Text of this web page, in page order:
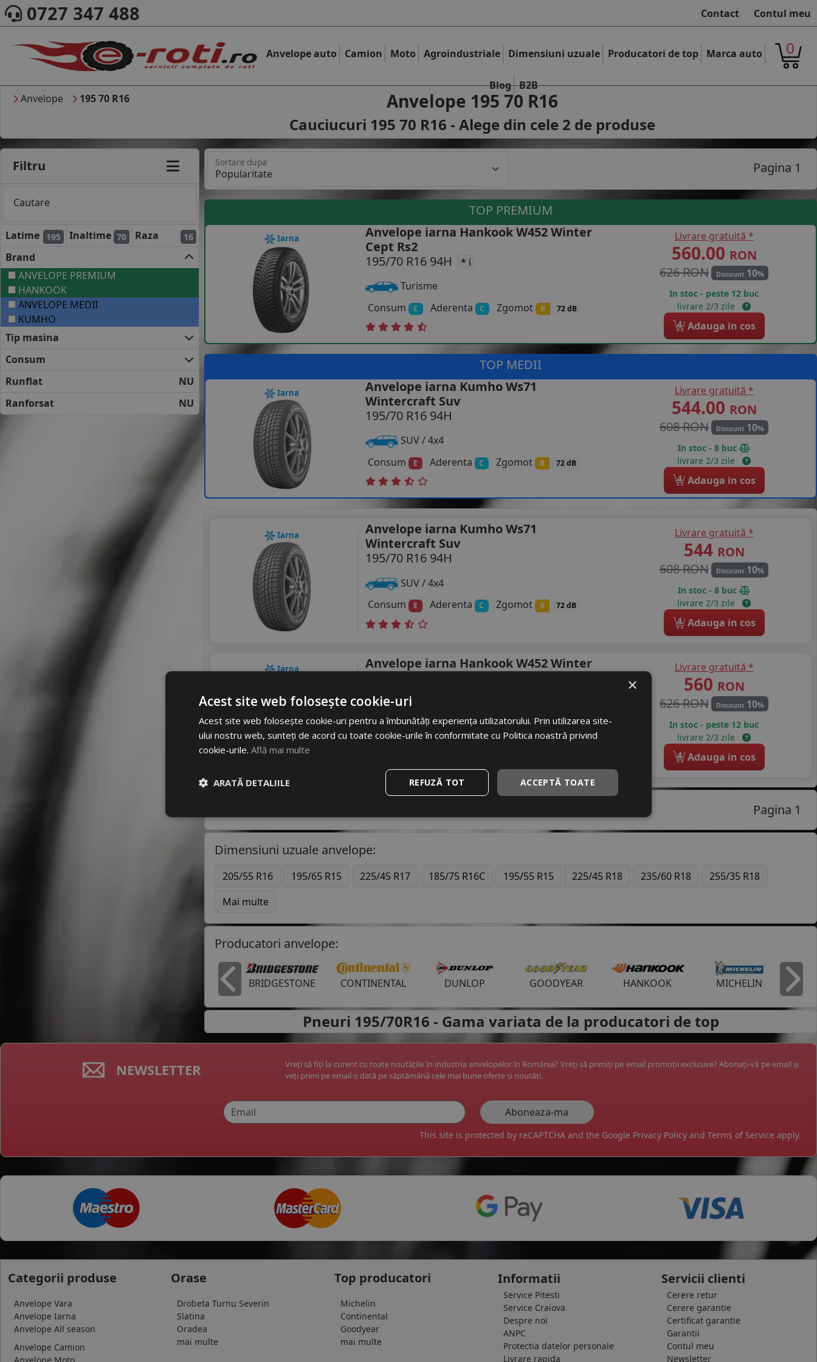
0727 347 488 Contact Contul meu
Anvelope auto Camion Moto Agroindustriale Dimensiuni uzuale Producatori de top Marca auto
Blog B2B
0
Anvelope 195 70 R16 Anvelope 195 70 R16
Cauciucuri 195 70 R16 - Alege din cele 2 de produse
Filtru
Cautare
Latime 195 Inaltime 70 Raza 16
Brand
ANVELOPE PREMIUM
HANKOOK
ANVELOPE MEDII
KUMHO
Tip masina
Consum
Runflat
NU
Ranforsat
NU
Sortare dupa Pagina 1
TOP PREMIUM
Iarna
Anvelope iarna Hankook W452 Winter
Cept Rs2
195/70 R16 94H
* i
Turisme
Consum
C Aderenta C Zgomot B 72 dB
Livrare gratuită *
560.00 RON
626 RON
Discount 10%
In stoc - peste 12 buc
livrare 2/3 zile
4 Adauga in cos
TOP MEDII
Iarna
Anvelope iarna Kumho Ws71
Wintercraft Suv
195/70 R16 94H
SUV / 4x4
Consum
E Aderenta C Zgomot B 72 dB
Livrare gratuită *
544.00 RON
608 RON
Discount 10%
In stoc - 8 buc
livrare 2/3 zile
4 Adauga in cos
Iarna
Anvelope iarna Kumho Ws71
Wintercraft Suv
195/70 R16 94H
SUV / 4x4
Consum
E Aderenta C Zgomot B 72 dB
Livrare gratuită *
544 RON
608 RON
Discount 10%
In stoc - 8 buc
livrare 2/3 zile
4 Adauga in cos
Iarna
Anvelope iarna Hankook W452 Winter
195/70 R16 94H
Turisme
Consum C Aderenta C Zgomot B 72 dB
Livrare gratuită *
560 RON
626 RON
Discount 10%
In stoc - peste 12 buc
livrare 2/3 zile
4 Adauga in cos
Pagina 1
Dimensiuni uzuale anvelope:
205/55 R16 195/65 R15 225/45 R17 185/75 R16C 195/55 R15 225/45 R18 235/60 R18
255/35 R18
Mai multe
Producatori anvelope:
BRIDGESTONE CONTINENTAL DUNLOP GOODYEAR HANKOOK MICHELIN
Inapoi
Pneuri 195/70R16 - Gama variata de la producatori de top
NEWSLETTER
Vreți să fiți la curent cu toate noutățile în industria anvelopelor în România? Vreți să primiți pe email promoții exclusive? Abonați-vă pe email și
veți primi pe email o dată pe săptămână cele mai bune oferte și noutăți.
This site is protected by reCAPTCHA and the Google Privacy Policy and Terms of Service apply.
Categorii produse
Anvelope Vara
Anvelope Iarna
Anvelope All season
Anvelope Camion
Orase
Drobeta Turnu Severin
Slatina
Oradea
mai multe
Top producatori
Michelin
Continental
Goodyear
mai multe
Informatii
Service Pitesti
Service Craiova
Despre noi
ANPC
Protectia datelor personale
Livrare rapida
Servicii clienti
Cerere retur
Cerere garantie
Certificat garantie
Garantii
Contul meu
Newsletter
×
Acest site web folosește cookie-uri
Acest site web folosește cookie-uri pentru a îmbunătăți experiența utilizatorului. Prin utilizarea site-
ului nostru web, sunteți de acord cu toate cookie-urile în conformitate cu Politica noastră privind
cookie-urile. Află mai multe
ACCEPTĂ TOATE
REFUZĂ TOT
ARATĂ DETALIILE